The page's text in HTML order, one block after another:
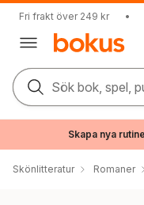
Fri frakt över 249 kr •
Sök bok, spel,
Skapa nya
Skönlitteratur Romaner